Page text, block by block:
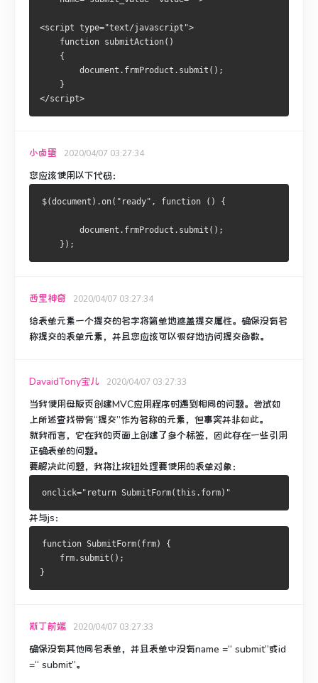
<script type="text/javascript">
    function submitAction()
    {
        document.frmProduct.submit();
    }
</script>
小卤蛋 2020/04/07 03:27:34
您应该使用以下代码：
$(document).on("ready", function () {
        document.frmProduct.submit();
    });
西里神奇 2020/04/07 03:27:34
给表单元素一个提交的名字将简单地遮盖提交属性。 确保没有名
称提交的表单元素，并且您应该可以很好地访问提交函数。
DavaidTony宝儿 2020/04/07 03:27:33
当我使用母版页创建MVC应用程序时遇到相同的问题。 尝试如
上所述查找带有“提交”作为名称的元素，但事实并非如此。
就我而言，它在我的页面上创建了多个标签，因此存在一些引用
正确表单的问题。
要解决此问题，我将让按钮处理要使用的表单对象：
并与js：
function SubmitForm(frm) {
    frm.submit();
}
斯丁前端 2020/04/07 03:27:33
确保没有其他同名表单，并且表单中没有name =“ submit”或id
=“ submit”。